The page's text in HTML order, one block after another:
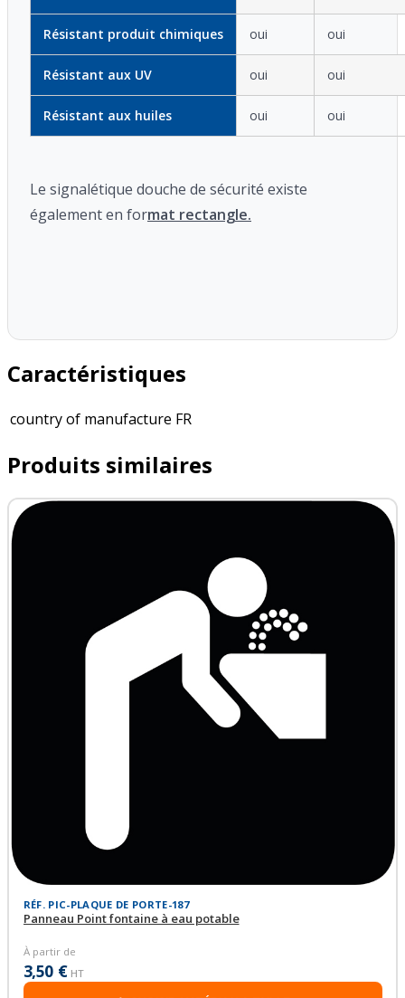
Résistant produit chimiques oui oui
Résistant aux UV oui oui
Résistant aux huiles oui oui
Le signalétique douche de sécurité existe
également en format rectangle.
Caractéristiques
country of manufacture FR
Produits similaires
RÉF. PIC-PLAQUE DE PORTE-187
Panneau Point fontaine à eau potable
À partir de
3,50 € HT